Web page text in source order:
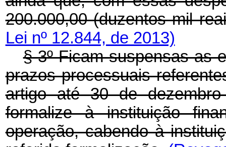
200.000,00 (duzentos mil
Lei nº 12.844, de 2013)
§ 3º Ficam suspensas as
prazos processuais
artigo até 30 de
formalize à instituição
operação, cabendo à